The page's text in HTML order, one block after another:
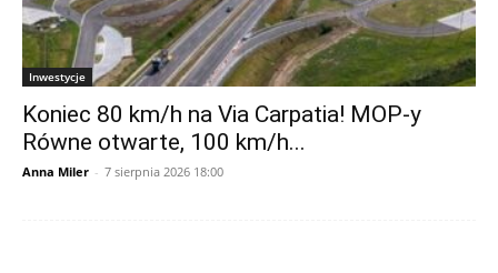
Inwestycje
Koniec 80 km/h na Via Carpatia! MOP-y
Równe otwarte, 100 km/h...
Anna Miler - 7 sierpnia 2026 18:00